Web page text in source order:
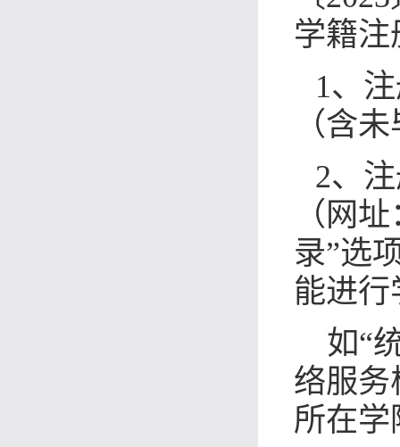
学籍
1、
（含
2、
（网
录”选
能进行
如“
络服务
所在学